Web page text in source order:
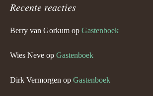
Recente reacties
Berry van Gorkum op Gastenboek
Wies Neve op Gastenboek
Dirk Vermorgen op Gastenboek